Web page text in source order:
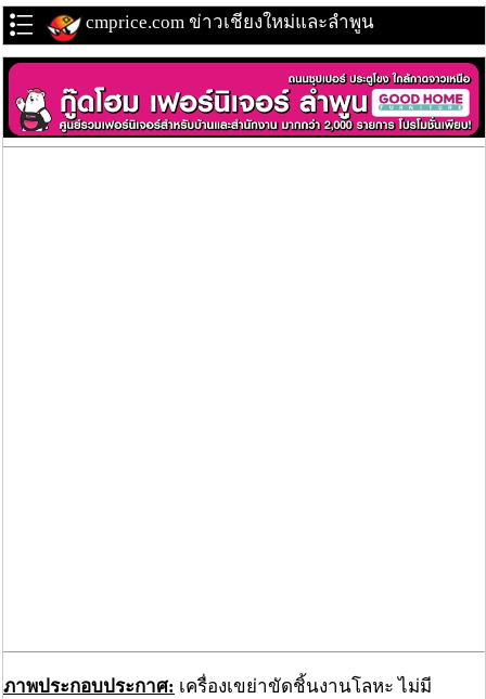
cmprice.com ข่าวเชียงใหม่และลำพูน
ภาพประกอบประกาศ: เครื่องเขย่าขัดชิ้นงานโลหะ ไม่มี